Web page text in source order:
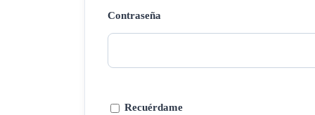
Contraseña
Recuérdame